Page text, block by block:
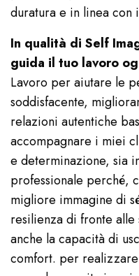
duratura e in linea
In qualità di Self
guida il tuo lavoro
Lavoro per aiutare le
soddisfacente,
relazioni autentiche
accompagnare i miei
e determinazione, sia
professionale perché,
migliore immagine di
resilienza di fronte
anche la capacità di
comfort. per